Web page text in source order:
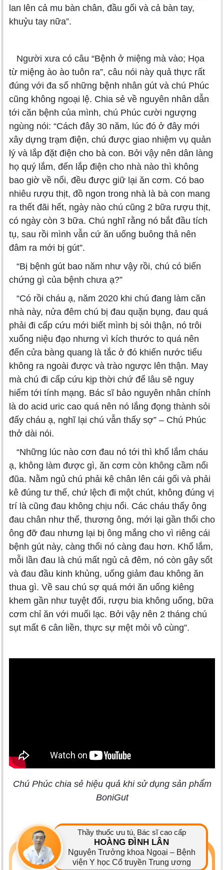
lan lên cả mu bàn chân, đầu gối và cả bàn tay,
khuỷu tay nữa”.
Người xưa có câu “Bệnh ở miệng mà vào; Họa
từ miệng ào ào tuôn ra”, câu nói này quả thực rất
đúng với đa số những bệnh nhân gút và chú Phúc
cũng không ngoại lệ. Chia sẻ về nguyên nhân dẫn
tới căn bệnh của mình, chú Phúc cười ngượng
ngùng nói: “Cách đây 30 năm, lúc đó ở đây mới
xây dựng trạm điện, chú được giao nhiệm vụ quản
lý và lắp đặt điện cho bà con. Bởi vậy nên dân làng
họ quý lắm, đến lắp điện cho nhà nào thì không
bao giờ về nổi, đều được giữ lại ăn cơm. Có bao
nhiêu rượu thịt, đồ ngon trong nhà là bà con mang
ra thết đãi hết, ngày nào chú cũng 2 bữa rượu thịt,
có ngày còn 3 bữa. Chú nghĩ rằng nó bắt đầu tích
tụ, sau rồi mình vẫn cứ ăn uống buông thả nên
đâm ra mới bị gút”.
“Bị bệnh gút bao năm như vậy rồi, chú có biến
chứng gì của bệnh chưa ạ?”
“Có rồi cháu ạ, năm 2020 khi chú đang làm căn
nhà này, nửa đêm chú bị đau quặn bụng, đau quá
phải đi cấp cứu mới biết mình bị sỏi thận, nó trôi
xuống niệu đạo nhưng vì kích thước to quá nên
đến cửa bàng quang là tắc ở đó khiến nước tiểu
không ra ngoài được và trào ngược lên thận. May
mà chú đi cấp cứu kịp thời chứ để lâu sẽ nguy
hiểm tới tính mạng. Bác sĩ bảo nguyên nhân chính
là do acid uric cao quá nên nó lắng đọng thành sỏi
đấy cháu ạ, nghĩ lại chú vẫn thấy sợ” – Chú Phúc
thở dài nói.
“Những lúc nào cơn đau nó tới thì khổ lắm cháu
ạ, không làm được gì, ăn cơm còn không cầm nổi
đũa. Nằm ngủ chú phải kê chân lên cái gối và phải
kê đúng tư thế, chứ lệch đi một chút, không đúng vị
trí là cũng đau không chịu nổi. Các cháu thấy ông
đau chân như thế, thương ông, mới lại gần thổi cho
ông đỡ đau nhưng lại bị ông mắng cho vì riêng cái
bệnh gút này, càng thổi nó càng đau hơn. Khổ lắm,
mỗi lần đau là chú mất ngủ cả đêm, nó còn gây sốt
và đau đầu kinh khủng, uống giảm đau không ăn
thua gì. Về sau chú sợ quá mới ăn uống kiêng
khem gần như tuyệt đối, rượu bia không uống, bữa
cơm chỉ ăn với muối lạc. Bởi vậy nên 2 tháng chú
sụt mất 6 cân liền, thực sự mệt mỏi vô cùng”.
Chú Phúc chia sẻ hiệu quả khi sử dụng sản phẩm
BoniGut
Thầy thuốc ưu tú, Bác sĩ cao cấp
HOÀNG ĐÌNH LÂN
Nguyên Trưởng khoa Ngoại – Bệnh
viện Y học Cổ truyền Trung ương